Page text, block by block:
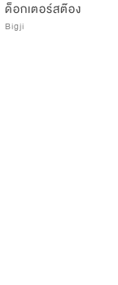
ด็อกเตอร์สต๊อง
Bigji